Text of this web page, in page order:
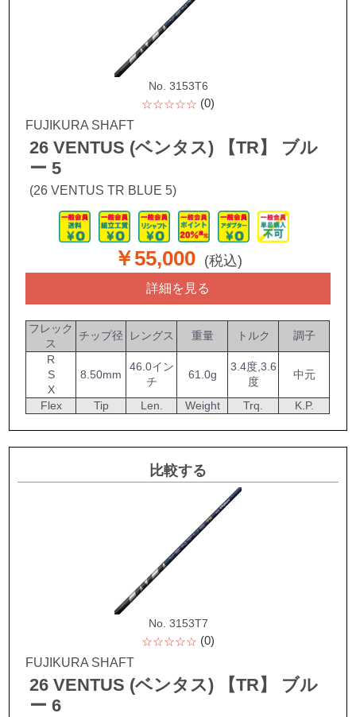
No. 3153T6
☆☆☆☆☆ (0)
FUJIKURA SHAFT
26 VENTUS (ベンタス) 【TR】 ブル
ー 5
(26 VENTUS TR BLUE 5)
￥55,000 (税込)
詳細を見る
フレック
ス
チップ径 レングス 重量 トルク
調子
R
S
X
8.50mm
46.0イン
チ
61.0g
3.4度,3.6
度
中元
Flex Tip Len. Weight Trq. K.P.
比較する
No. 3153T7
☆☆☆☆☆ (0)
FUJIKURA SHAFT
26 VENTUS (ベンタス) 【TR】 ブル
ー 6